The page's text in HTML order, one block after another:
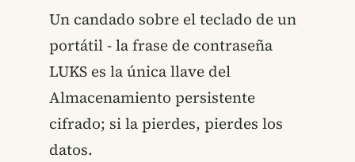
Un candado sobre el teclado de un
portátil - la frase de contraseña
LUKS es la única llave del
Almacenamiento persistente
cifrado; si la pierdes, pierdes los
datos.